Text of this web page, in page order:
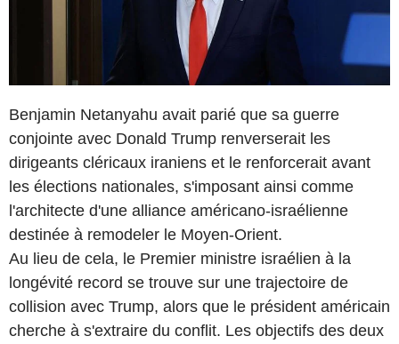
Benjamin Netanyahu avait parié que sa guerre
conjointe avec Donald Trump renverserait les
dirigeants cléricaux iraniens et le renforcerait avant
les élections nationales, s'imposant ainsi comme
l'architecte d'une alliance américano-israélienne
destinée à remodeler le Moyen-Orient.
Au lieu de cela, le Premier ministre israélien à la
longévité record se trouve sur une trajectoire de
collision avec Trump, alors que le président américain
cherche à s'extraire du conflit. Les objectifs des deux